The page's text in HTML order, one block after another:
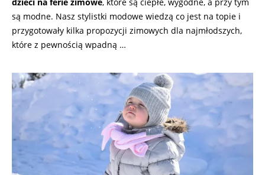
są modne. Nasz stylistki modowe wiedzą co jest na topie i
przygotowały kilka propozycji zimowych dla najmłodszych,
które z pewnością wpadną …